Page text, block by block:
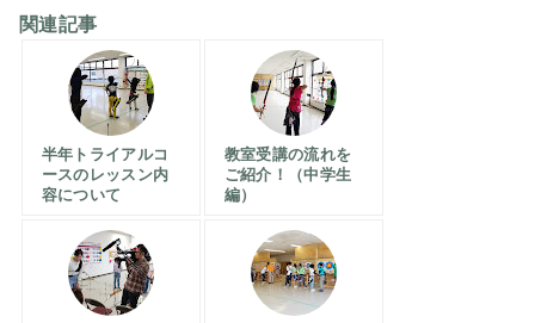
関連記事
半年トライアルコ
ースのレッスン内
容について
教室受講の流れを
ご紹介！（中学生
編）